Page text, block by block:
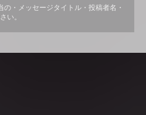
・メッセージタイトル・投稿者名・
い。